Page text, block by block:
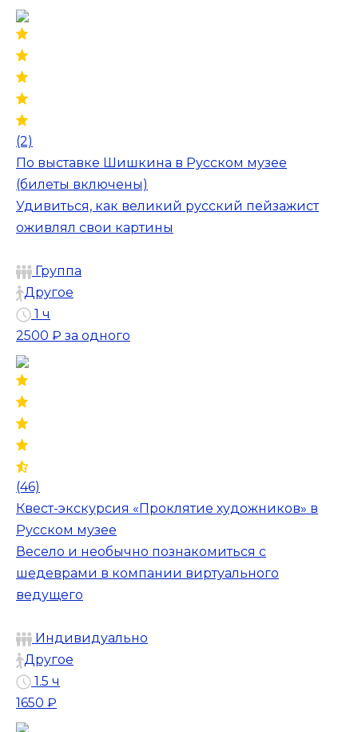
(2)
По выставке Шишкина в Русском музее
(билеты включены)
Удивиться, как великий русский пейзажист
оживлял свои картины
Группа
Другое
1 ч
2500 ₽ за одного
(46)
Квест-экскурсия «Проклятие художников» в
Русском музее
Весело и необычно познакомиться с
шедеврами в компании виртуального
ведущего
Индивидуально
Другое
1.5 ч
1650 ₽